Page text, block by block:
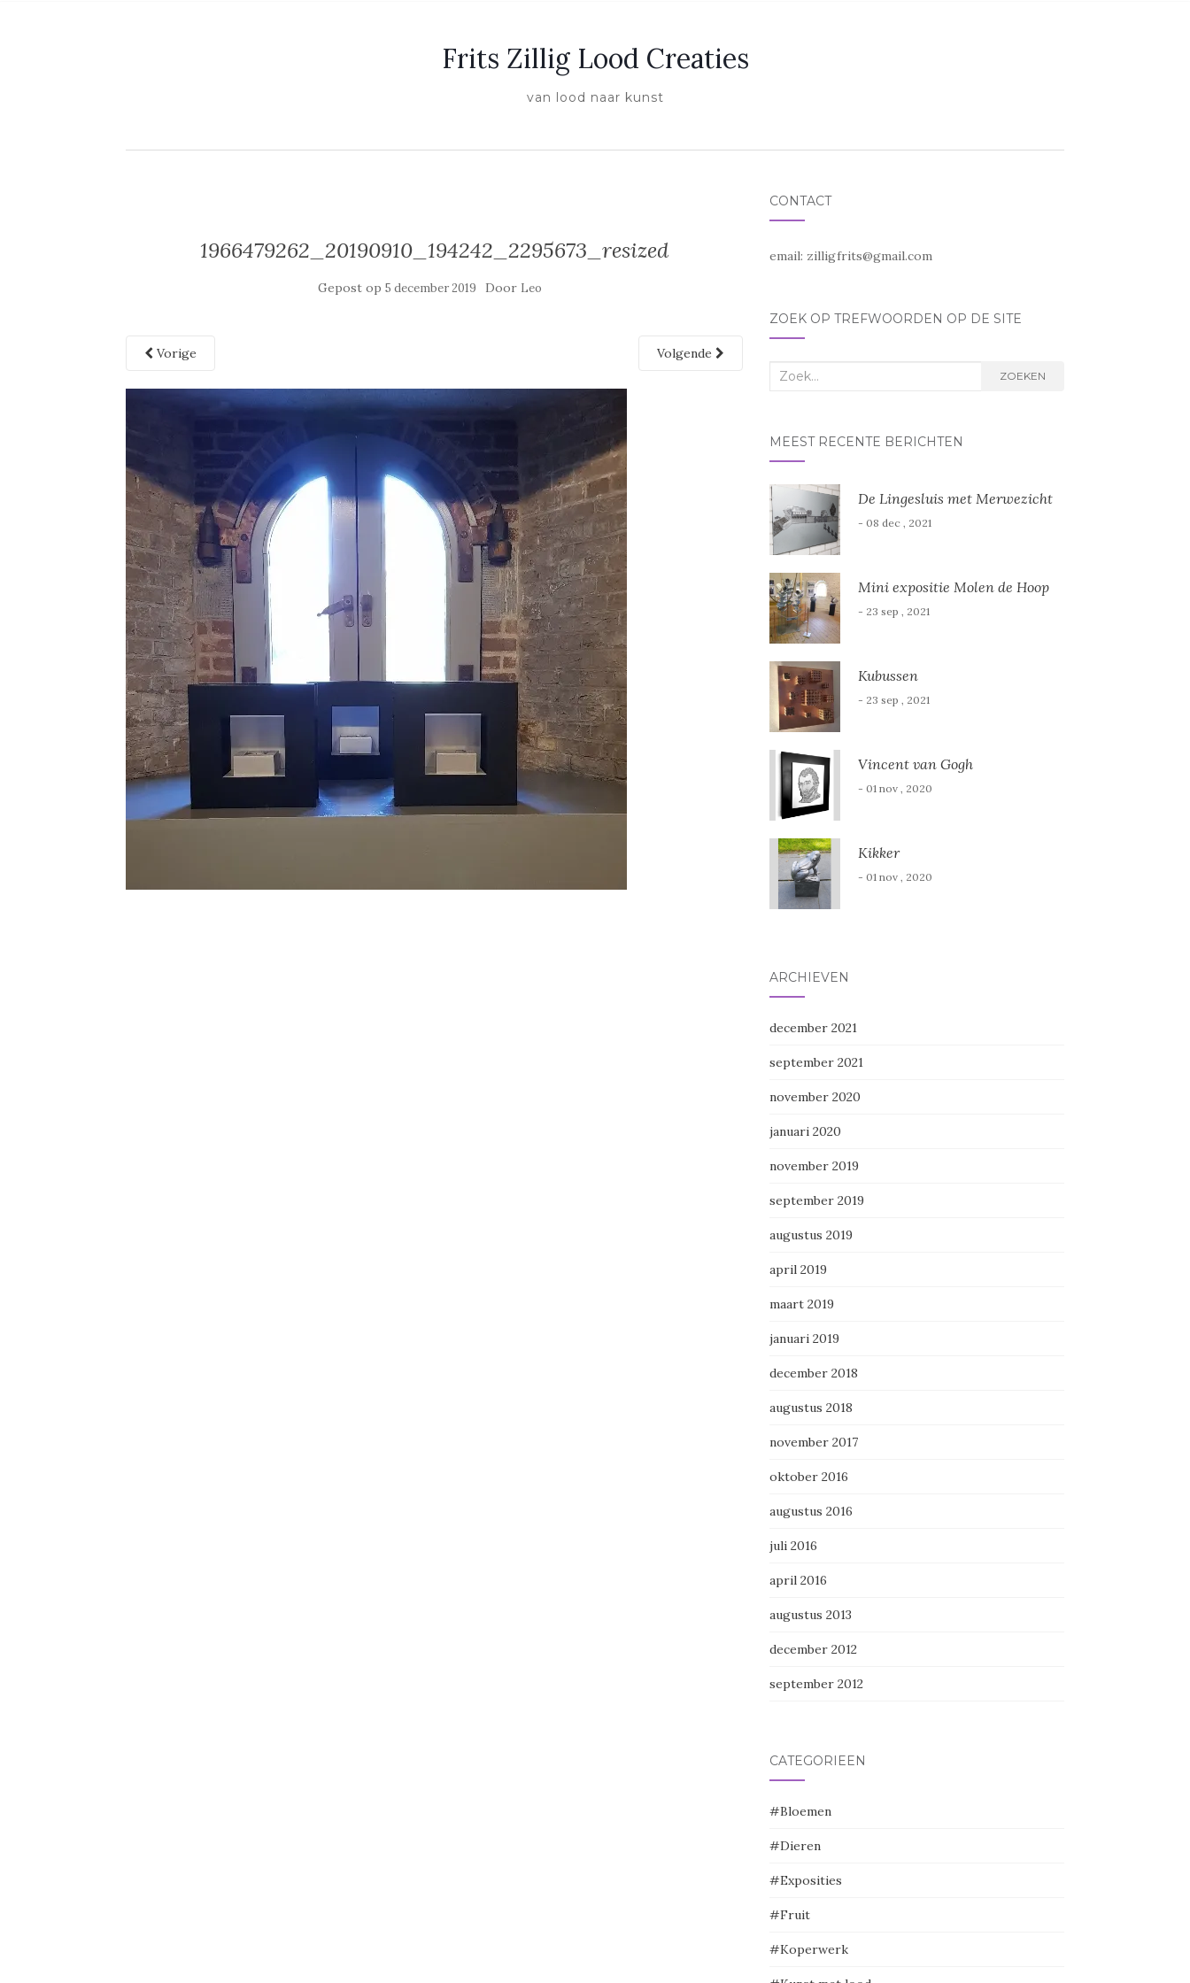
Frits Zillig Lood Creaties
van lood naar kunst
1966479262_20190910_194242_2295673_resized
Gepost op 5 december 2019 Door Leo
Vorige Volgende
CONTACT
email: zilligfrits@gmail.com
ZOEK OP TREFWOORDEN OP DE SITE
Zoek
ZOEKEN
MEEST RECENTE BERICHTEN
De Lingesluis met Merwezicht
- 08 dec , 2021
Mini expositie Molen de Hoop
- 23 sep , 2021
Kubussen
- 23 sep , 2021
Vincent van Gogh
- 01 nov , 2020
Kikker
- 01 nov , 2020
ARCHIEVEN
december 2021
september 2021
november 2020
januari 2020
november 2019
september 2019
augustus 2019
april 2019
maart 2019
januari 2019
december 2018
augustus 2018
november 2017
oktober 2016
augustus 2016
juli 2016
april 2016
augustus 2013
december 2012
september 2012
CATEGORIEËN
#Bloemen
#Dieren
#Exposities
#Fruit
#Koperwerk